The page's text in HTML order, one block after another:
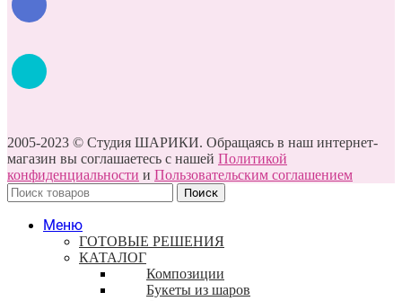
2005-2023 © Студия ШАРИКИ. Обращаясь в наш интернет-
магазин вы соглашаетесь с нашей Политикой
конфиденциальности и Пользовательским соглашением
Поиск
Меню
ГОТОВЫЕ РЕШЕНИЯ
КАТАЛОГ
Композиции
Букеты из шаров